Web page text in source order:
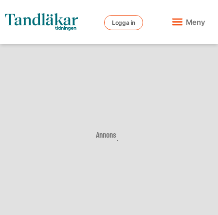
Logga in Meny
Annons